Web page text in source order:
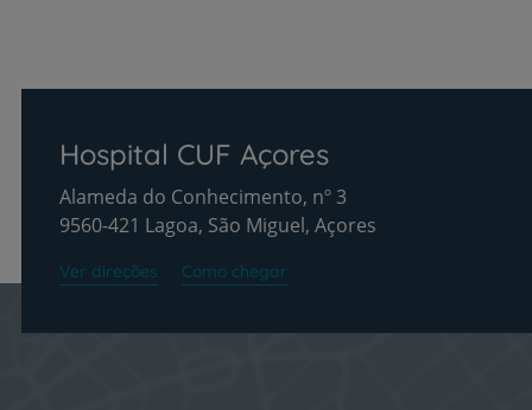
Hospital CUF Açores
Alameda do Conhecimento, nº 3
9560-421 Lagoa, São Miguel, Açores
Ver direções Como chegar